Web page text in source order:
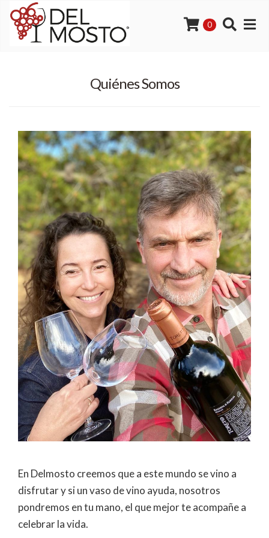
0
Quiénes Somos
En Delmosto creemos que a este mundo se vino a
disfrutar y si un vaso de vino ayuda, nosotros
pondremos en tu mano, el que mejor te acompañe a
celebrar la vida.